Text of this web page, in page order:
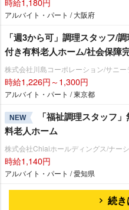
アルバイト・パート / 大阪府
「週3から可」調理スタッフ/
付き有料老人ホーム/社会保障
株式会社川島コーポレーション/サニー
時給1,226円～1,300円
アルバイト・パート / 東京都
NEW
「福祉調理スタッフ
料老人ホーム
株式会社Chiaiホールディングス/ナー
時給1,140円
アルバイト・パート / 愛知県
続き